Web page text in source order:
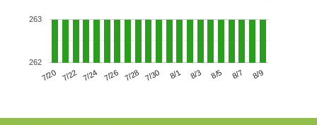
7/20 7/22 7/24 7/26 7/28 7/30 8/1 8/3 8/5 8/7 8/9
262
263